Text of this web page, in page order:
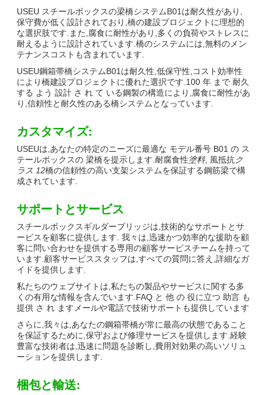
USEU スチールボックスの梁橋システムB01は耐久性があり,
保守費が低く設計されており,橋の建設プロジェクトに理想的
な選択肢です.また,腐食に耐性があり,多くの負荷やストレスに
耐えるように設計されています.橋のシステムには,無料のメン
テナンスコストも含まれています.
USEU鋼箱帯橋システムB01は耐久性,低保守性,コスト効率性
により橋建設プロジェクトに優れた選択です.100 年 まで 耐久
する よう 設計 さ れ て いる鋼製の構造により,腐食に耐性があ
り,信頼性と耐久性のある橋システムとなっています.
カスタマイズ:
USEUは,あなたの特定のニーズに最適な モデル番号 B01 の ス
テールボックスの 梁橋を提示します.耐腐食性塗料, 風抵抗ク
ラス 12橋の信頼性の高い支架システムを保証する鋼筋梁で構
成されています.
サポートとサービス
スチールボックスギルダーブリッジは,技術的なサポートとサ
ービスを顧客に提供します. 我々は,迅速かつ効率的な援助を顧
客に問い合わせを提供する専用の顧客サービスチームを持って
います.顧客サービススタッフは,すべての質問に答え,詳細なガ
イドを提供します.
私たちのウェブサイトは,私たちの製品やサービスに関する多
くの有用な情報を含んでいます.FAQ と 他 の 役に立つ 助言 も
提供 さ れ ますメールや電話で技術サポートも提供しています
さらに,我々は,あなたの鋼箱帯橋が常に最高の状態であること
を保証するために,保守および修理サービスを提供します.経験
豊富な技術者は,迅速に問題を診断し,費用対効果の高いソリュ
ーションを提供します.
梱包と輸送: